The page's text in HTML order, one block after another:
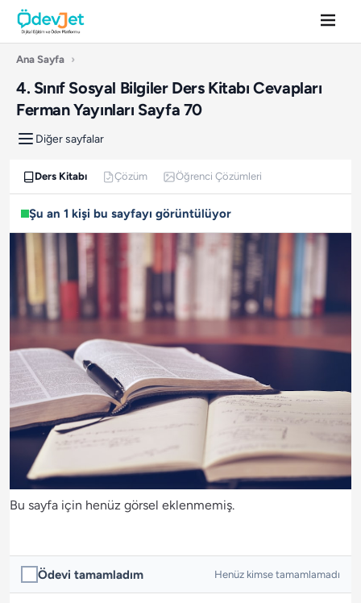
Ana Sayfa ›
4. Sınıf Sosyal Bilgiler Ders Kitabı Cevapları
Ferman Yayınları Sayfa 70
Diğer sayfalar
Ders Kitabı Çözüm Öğrenci Çözümleri
Şu an 1 kişi bu sayfayı görüntülüyor
Bu sayfa için henüz görsel eklenmemiş.
Ödevi tamamladım Henüz kimse tamamlamadı